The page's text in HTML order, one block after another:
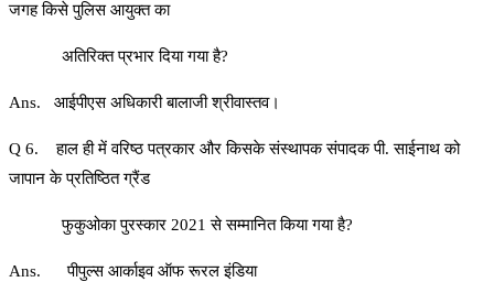
जगह किसे पुलिस आयुक्त का
अतिरिक्त प्रभार दिया गया है?
Ans. आईपीएस अधिकारी बालाजी श्रीवास्तव।
Q 6. हाल ही में वरिष्ठ पत्रकार और किसके संस्थापक संपादक पी. साईनाथ को
जापान के प्रतिष्ठित ग्रैंड
फुकुओका पुरस्कार 2021 से सम्मानित किया गया है?
Ans. पीपुल्स आर्काइव ऑफ रूरल इंडिया